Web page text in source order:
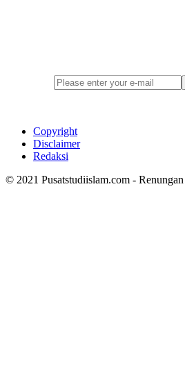
Copyright
Disclaimer
Redaksi
© 2021 Pusatstudiislam.com -